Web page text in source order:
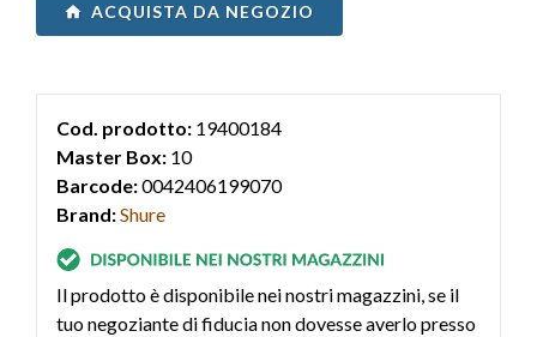
ACQUISTA DA NEGOZIO
Cod. prodotto: 19400184
Master Box: 10
Barcode:0042406199070
Brand:Shure
Il prodotto è disponibile nei nostri magazzini, se il
tuo negoziante di fiducia non dovesse averlo presso